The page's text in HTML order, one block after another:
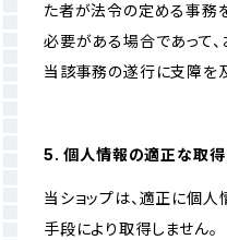
た者が法令の定める事務
必要がある場合であって
当該事務の遂行に支障を
5. 個人情報の適正な取得
当ショップは、適正に個
手段により取得しません。